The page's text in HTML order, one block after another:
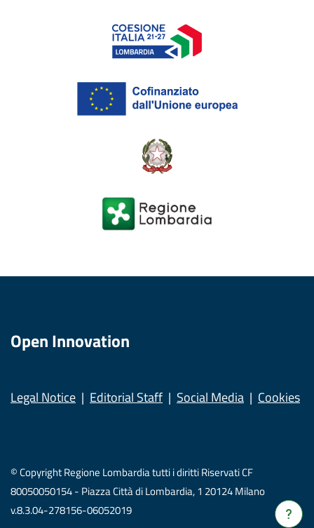
Verrà
Open Innovation
Legal Notice Editorial Staff Social Media Cookies
© Copyright Regione Lombardia tutti i diritti Riservati CF
80050050154 - Piazza Città di Lombardia, 1 20124 Milano
v.8.3.04-278156-06052019